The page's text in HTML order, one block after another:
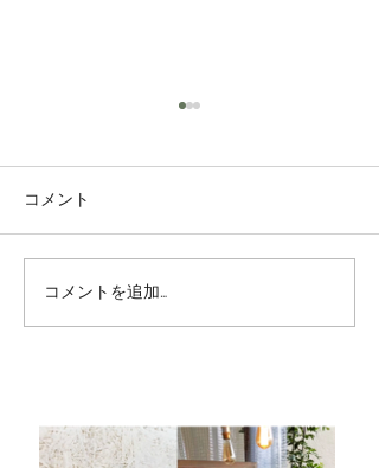
8期生がコンシェルジュに
昇格しました！
コメント
コメントを追加…